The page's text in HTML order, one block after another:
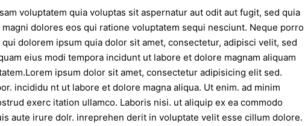
voluptatem quia voluptas sit aspernatur aut odit aut fugit, sed quia
dolores eos qui ratione voluptatem sequi nesciunt. Neque porro
dolorem ipsum quia dolor sit amet, consectetur, adipisci velit, sed
eius modi tempora incidunt ut labore et dolore magnam aliquam
ipsum dolor sit amet, consectetur adipisicing elit sed.
incididu nt ut labore et dolore magna aliqua. Ut enim. ad minim
exerc itation ullamco. Laboris nisi. ut aliquip ex ea commodo
aute irure dolr. inreprehen derit in voluptate velit esse cillum dolore.